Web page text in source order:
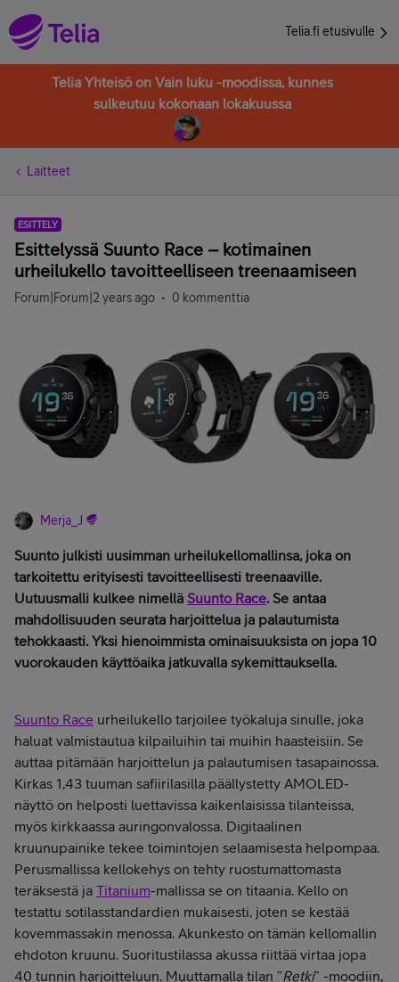
Telia.fi etusivulle
Telia Yhteisö on Vain luku -moodissa, kunnes
sulkeutuu kokonaan lokakuussa
Laitteet
ESITTELY
Esittelyssä Suunto Race – kotimainen
urheilukello tavoitteelliseen treenaamiseen
Forum|Forum|2 years ago 0 kommenttia
Merja_J
Suunto julkisti uusimman urheilukellomallinsa, joka on
tarkoitettu erityisesti tavoitteellisesti treenaaville.
Uutuusmalli kulkee nimellä Suunto Race. Se antaa
mahdollisuuden seurata harjoittelua ja palautumista
tehokkaasti. Yksi hienoimmista ominaisuuksista on jopa 10
vuorokauden käyttöaika jatkuvalla sykemittauksella.
Suunto Race urheilukello tarjoilee työkaluja sinulle, joka
haluat valmistautua kilpailuihin tai muihin haasteisiin. Se
auttaa pitämään harjoittelun ja palautumisen tasapainossa.
Kirkas 1,43 tuuman safiirilasilla päällystetty AMOLED-
näyttö on helposti luettavissa kaikenlaisissa tilanteissa,
myös kirkkaassa auringonvalossa. Digitaalinen
kruunupainike tekee toimintojen selaamisesta helpompaa.
Perusmallissa kellokehys on tehty ruostumattomasta
teräksestä ja Titanium-mallissa se on titaania. Kello on
testattu sotilasstandardien mukaisesti, joten se kestää
kovemmassakin menossa. Akunkesto on tämän kellomallin
ehdoton kruunu. Suoritustilassa akussa riittää virtaa jopa
40 tunnin harjoitteluun. Muuttamalla tilan ”Retki” -moodiin,